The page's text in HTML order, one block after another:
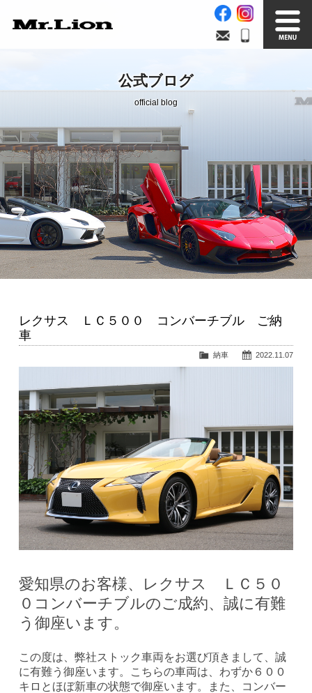
在庫車情報 買取無料査定
Factory
自社工場 サービス案内
Official Blog
公式ブログ
Company info.
会社案内
公式ブログ
official blog
レクサス ＬＣ５００ コンバーチブル ご納
車
2022.11.07
納車
愛知県のお客様、レクサス ＬＣ５０
０コンバーチブルのご成約、誠に有難
う御座います。
この度は、弊社ストック車両をお選び頂きまして、誠
に有難う御座います。こちらの車両は、わずか６００
キロとほぼ新車の状態で御座います。また、コンバー